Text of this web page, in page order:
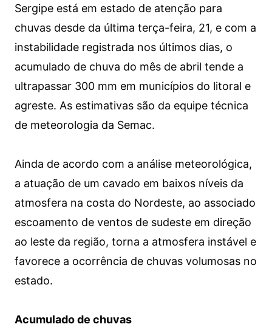
Sergipe está em estado de atenção para
chuvas desde da última terça-feira, 21, e com a
instabilidade registrada nos últimos dias, o
acumulado de chuva do mês de abril tende a
ultrapassar 300 mm em municípios do litoral e
agreste. As estimativas são da equipe técnica
de meteorologia da Semac.
Ainda de acordo com a análise meteorológica,
a atuação de um cavado em baixos níveis da
atmosfera na costa do Nordeste, ao associado
escoamento de ventos de sudeste em direção
ao leste da região, torna a atmosfera instável e
favorece a ocorrência de chuvas volumosas no
estado.
Acumulado de chuvas